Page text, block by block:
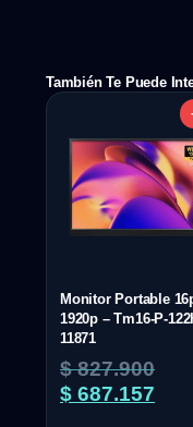
También Te Puede
Monitor Portable
1920p – Tm16-P-
11871
$827.900
$ 687.157